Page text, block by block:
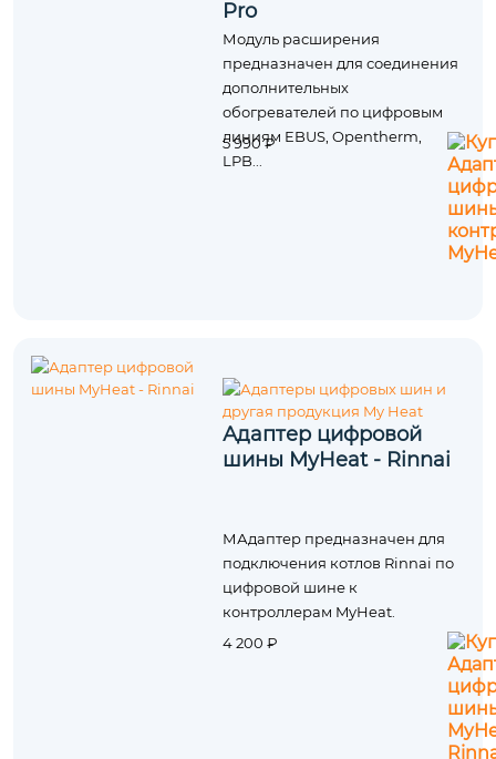
Pro
Модуль расширения
предназначен для соединения
дополнительных
обогревателей по цифровым
линиям EBUS, Opentherm,
LPB...
5 990 ₽
Адаптер цифровой
шины MyHeat - Rinnai
МАдаптер предназначен для
подключения котлов Rinnai по
цифровой шине к
контроллерам MyHeat.
4 200 ₽